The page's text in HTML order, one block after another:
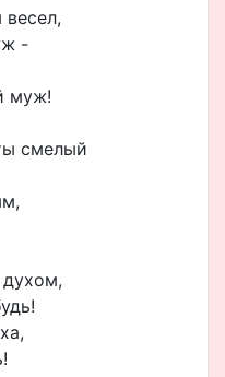
-
муж!
смелый